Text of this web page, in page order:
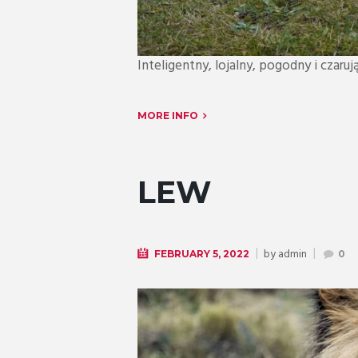
Inteligentny, lojalny, pogodny i
MORE INFO
LEW
FEBRUARY 5, 2022 byadmin 0